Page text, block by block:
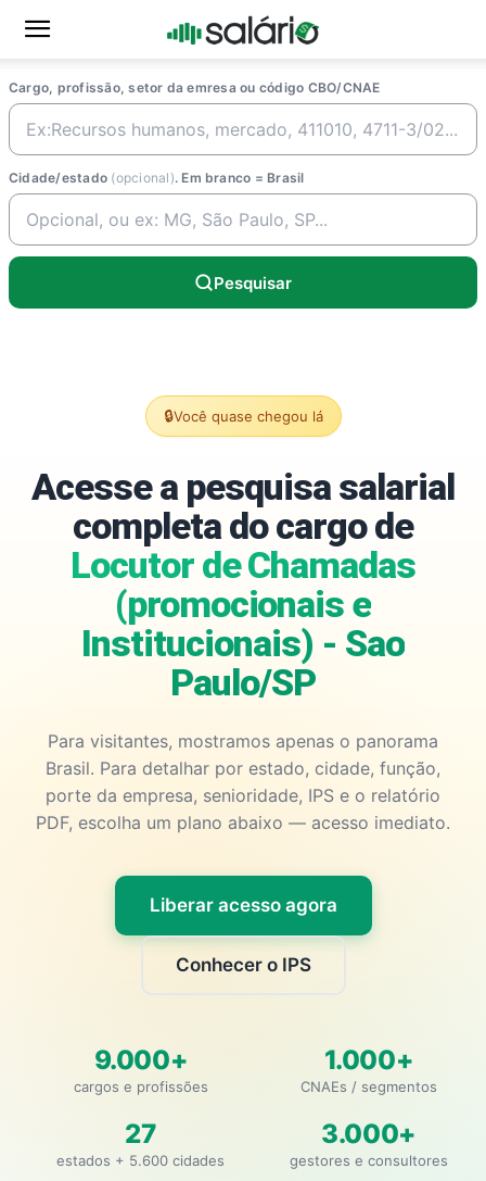
Cargo, profissão, setor da emresa ou código CBO/CNAE
Cidade/estado (opcional). Em branco = Brasil
Pesquisar
🔒Você quase chegou lá
Acesse a pesquisa salarial
completa do cargo de
Locutor de Chamadas
(promocionais e
Institucionais) - Sao
Paulo/SP
Para visitantes, mostramos apenas o panorama
Brasil. Para detalhar por estado, cidade, função,
porte da empresa, senioridade, IPS e o relatório
PDF, escolha um plano abaixo — acesso imediato.
Liberar acesso agora
Conhecer o IPS
9.000+
cargos e profissões
1.000+
CNAEs / segmentos
27
estados + 5.600 cidades
3.000+
gestores e consultores